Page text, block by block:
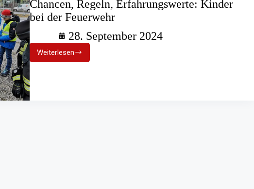
Chancen, Regeln, Erfahrungswerte: Kinder
bei der Feuerwehr
28. September 2024
Weiterlesen
Chancen,
Regeln,